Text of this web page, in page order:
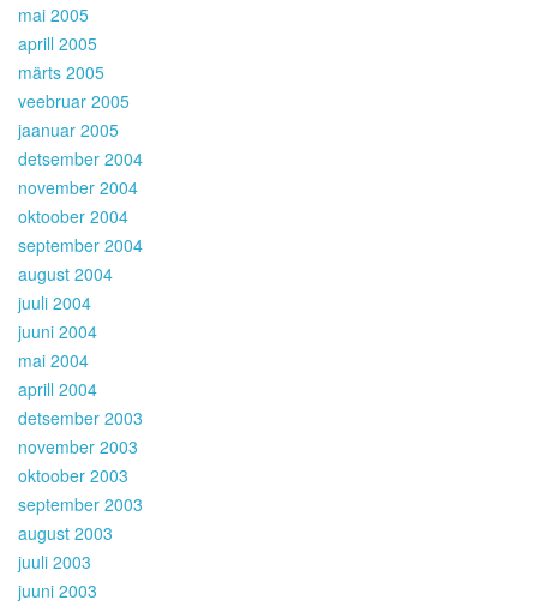
mai 2005
aprill 2005
märts 2005
veebruar 2005
jaanuar 2005
detsember 2004
november 2004
oktoober 2004
september 2004
august 2004
juuli 2004
juuni 2004
mai 2004
aprill 2004
detsember 2003
november 2003
oktoober 2003
september 2003
august 2003
juuli 2003
juuni 2003